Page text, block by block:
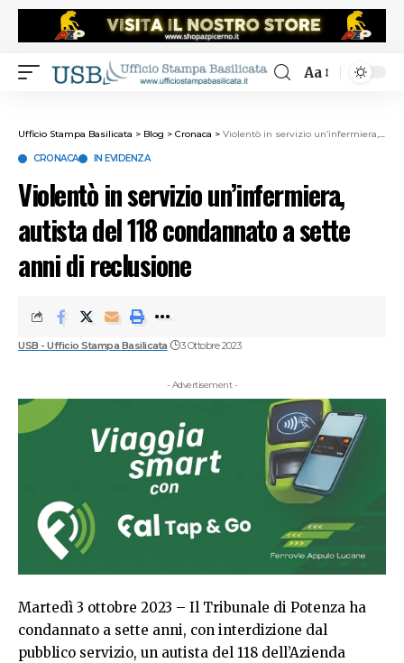
Aa
Ufficio Stampa Basilicata > Blog > Cronaca > Violentò in servizio un’infermiera, autista del 118 condannato a sette anni di reclusione
CRONACA IN EVIDENZA
Violentò in servizio un’infermiera,
autista del 118 condannato a sette
anni di reclusione
USB - Ufficio Stampa Basilicata 3 Ottobre 2023
- Advertisement -
Martedì 3 ottobre 2023 – Il Tribunale di Potenza ha
condannato a sette anni, con interdizione dal
pubblico servizio, un autista del 118 dell’Azienda